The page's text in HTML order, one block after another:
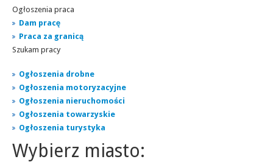
Ogłoszenia nieruchomości
Ogłoszenia praca
Ogłoszenia turystyka
Ogłoszenia towarzyskie
Regiony
miasta...
Ogłoszenia praca
Dam pracę
Praca za granicą
Szukam pracy
Ogłoszenia drobne
Ogłoszenia motoryzacyjne
Ogłoszenia nieruchomości
Ogłoszenia towarzyskie
Ogłoszenia turystyka
Wybierz miasto: